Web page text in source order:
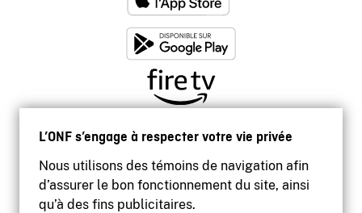
L’ONF s’engage à respecter votre vie privée
Nous utilisons des témoins de navigation afin
d’assurer le bon fonctionnement du site, ainsi
qu’à des fins publicitaires.